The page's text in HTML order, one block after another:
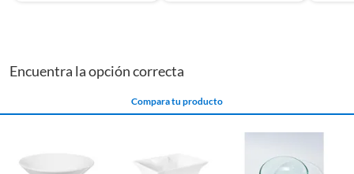
Encuentra la opción correcta
Compara tu producto